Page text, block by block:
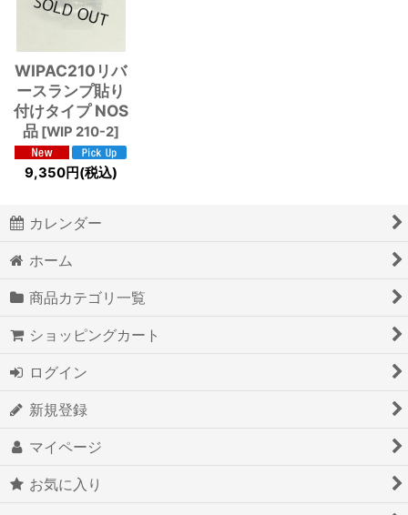
WIPAC210リバ
ースランプ貼り
付けタイプ NOS
品 [WIP 210-2]
9,350円(税込)
カレンダー
ホーム
商品カテゴリ一覧
ショッピングカート
ログイン
新規登録
マイページ
お気に入り